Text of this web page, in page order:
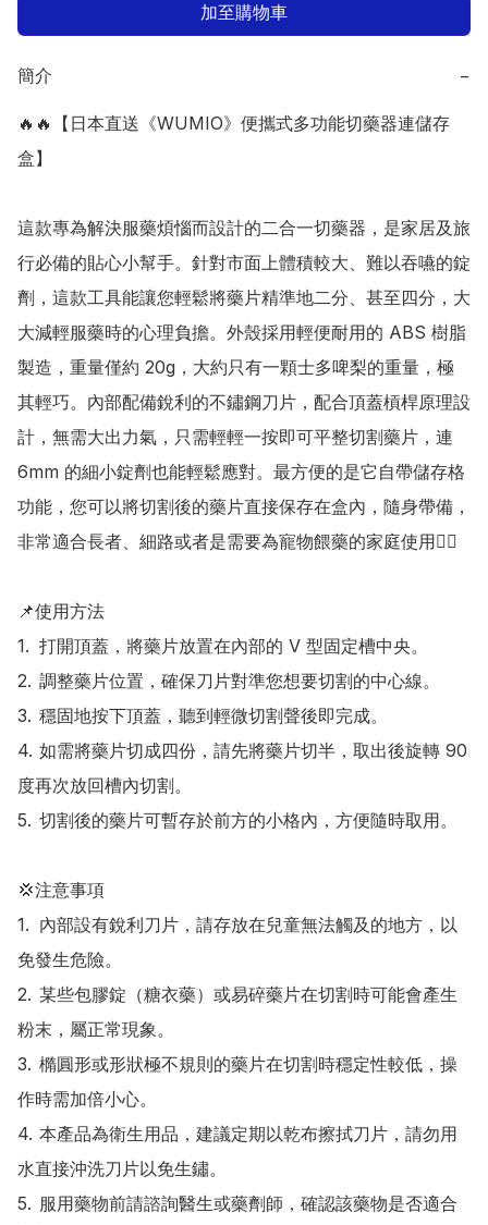
加至購物車
簡介 −
🔥🔥【日本直送《WUMIO》便攜式多功能切藥器連儲存
盒】
這款專為解決服藥煩惱而設計的二合一切藥器，是家居及旅
行必備的貼心小幫手。針對市面上體積較大、難以吞嚥的錠
劑，這款工具能讓您輕鬆將藥片精準地二分、甚至四分，大
大減輕服藥時的心理負擔。外殼採用輕便耐用的 ABS 樹脂
製造，重量僅約 20g，大約只有一顆士多啤梨的重量，極
其輕巧。內部配備銳利的不鏽鋼刀片，配合頂蓋槓桿原理設
計，無需大出力氣，只需輕輕一按即可平整切割藥片，連
6mm 的細小錠劑也能輕鬆應對。最方便的是它自帶儲存格
功能，您可以將切割後的藥片直接保存在盒內，隨身帶備，
非常適合長者、細路或者是需要為寵物餵藥的家庭使用👍🏻
📌使用方法
1.	打開頂蓋，將藥片放置在內部的 V 型固定槽中央。
2.	調整藥片位置，確保刀片對準您想要切割的中心線。
3.	穩固地按下頂蓋，聽到輕微切割聲後即完成。
4.	如需將藥片切成四份，請先將藥片切半，取出後旋轉 90
度再次放回槽內切割。
5.	切割後的藥片可暫存於前方的小格內，方便隨時取用。
💢注意事項
1.	內部設有銳利刀片，請存放在兒童無法觸及的地方，以
免發生危險。
2.	某些包膠錠（糖衣藥）或易碎藥片在切割時可能會產生
粉末，屬正常現象。
3.	橢圓形或形狀極不規則的藥片在切割時穩定性較低，操
作時需加倍小心。
4.	本產品為衛生用品，建議定期以乾布擦拭刀片，請勿用
水直接沖洗刀片以免生鏽。
5.	服用藥物前請諮詢醫生或藥劑師，確認該藥物是否適合